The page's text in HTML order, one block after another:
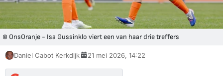
© OnsOranje - Isa Gussinklo viert een van haar drie treffers
Daniel Cabot Kerkdijk 21 mei 2026, 14:22